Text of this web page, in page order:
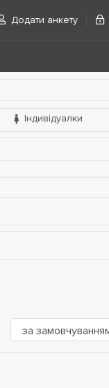
Додати анкету
Індивідуалки